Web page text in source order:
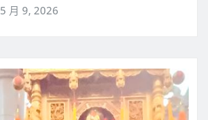
5 月 9, 2026